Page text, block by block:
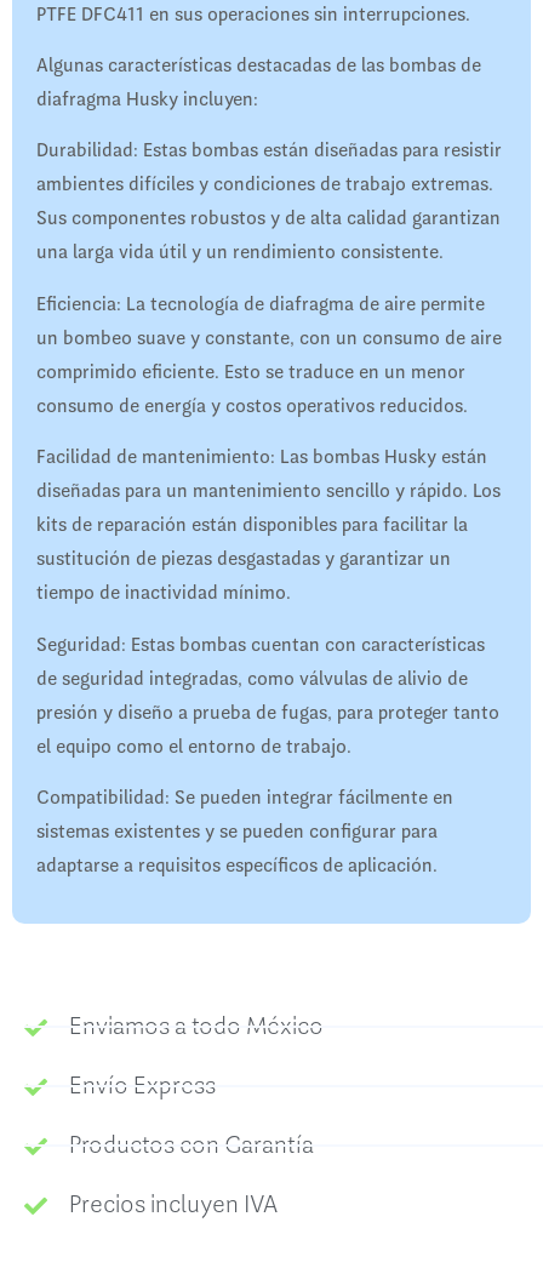
PTFE DFC411 en sus operaciones sin interrupciones.
Algunas características destacadas de las bombas de
diafragma Husky incluyen:
Durabilidad: Estas bombas están diseñadas para resistir
ambientes difíciles y condiciones de trabajo extremas.
Sus componentes robustos y de alta calidad garantizan
una larga vida útil y un rendimiento consistente.
Eficiencia: La tecnología de diafragma de aire permite
un bombeo suave y constante, con un consumo de aire
comprimido eficiente. Esto se traduce en un menor
consumo de energía y costos operativos reducidos.
Facilidad de mantenimiento: Las bombas Husky están
diseñadas para un mantenimiento sencillo y rápido. Los
kits de reparación están disponibles para facilitar la
sustitución de piezas desgastadas y garantizar un
tiempo de inactividad mínimo.
Seguridad: Estas bombas cuentan con características
de seguridad integradas, como válvulas de alivio de
presión y diseño a prueba de fugas, para proteger tanto
el equipo como el entorno de trabajo.
Compatibilidad: Se pueden integrar fácilmente en
sistemas existentes y se pueden configurar para
adaptarse a requisitos específicos de aplicación.
Enviamos a todo México
Envío Express
Productos con Garantía
Precios incluyen IVA